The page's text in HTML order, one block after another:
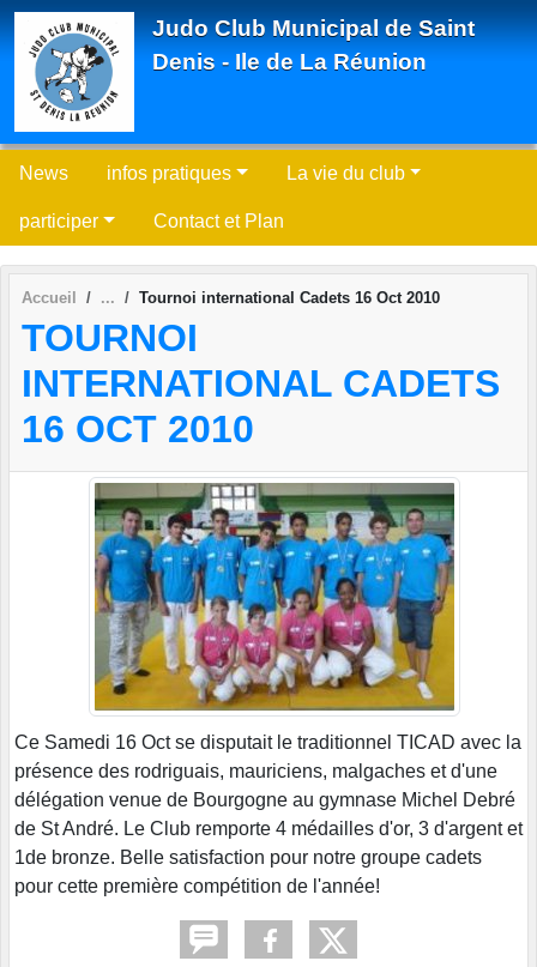
Judo Club Municipal de Saint
Denis - Ile de La Réunion
News infos pratiques La vie du club
participer Contact et Plan
Accueil Tournoi international Cadets 16 Oct 2010
TOURNOI
INTERNATIONAL CADETS
16 OCT 2010
Ce Samedi 16 Oct se disputait le traditionnel TICAD avec la
présence des rodriguais, mauriciens, malgaches et d'une
délégation venue de Bourgogne au gymnase Michel Debré
de St André. Le Club remporte 4 médailles d'or, 3 d'argent et
1de bronze. Belle satisfaction pour notre groupe cadets
pour cette première compétition de l'année!
Panneau de gestion des cookies